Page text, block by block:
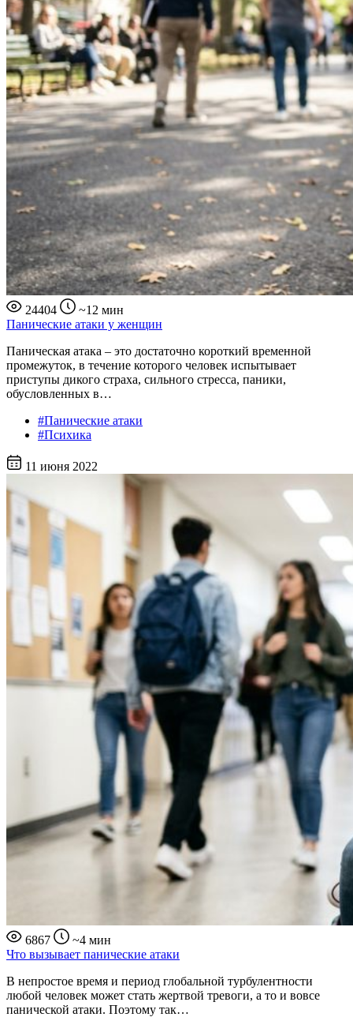
24404
~12 мин
Панические атаки у женщин
Паническая атака – это достаточно короткий временной
промежуток, в течение которого человек испытывает
приступы дикого страха, сильного стресса, паники,
обусловленных в…
#Панические атаки
#Психика
11 июня 2022
6867
~4 мин
Что вызывает панические атаки
В непростое время и период глобальной турбулентности
любой человек может стать жертвой тревоги, а то и вовсе
панической атаки. Поэтому так…